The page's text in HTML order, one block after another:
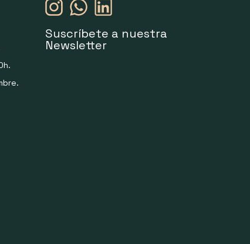
Suscríbete a nuestra
Newsletter